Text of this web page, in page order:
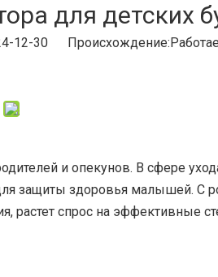
для детских
12-30 Происхождение:
и опекунов. В сфере
защиты здоровья малышей. С
растет спрос на эффективные